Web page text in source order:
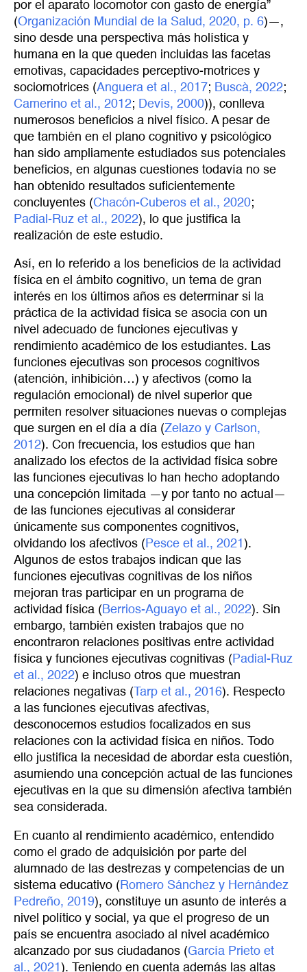
por el aparato locomotor con gasto de energía”
(Organización Mundial de la Salud, 2020, p. 6)—,
sino desde una perspectiva más holística y
humana en la que queden incluidas las facetas
emotivas, capacidades perceptivo-motrices y
sociomotrices (Anguera et al., 2017; Buscà, 2022;
Camerino et al., 2012; Devís, 2000)), conlleva
numerosos beneficios a nivel físico. A pesar de
que también en el plano cognitivo y psicológico
han sido ampliamente estudiados sus potenciales
beneficios, en algunas cuestiones todavía no se
han obtenido resultados suficientemente
concluyentes (Chacón-Cuberos et al., 2020;
Padial-Ruz et al., 2022), lo que justifica la
realización de este estudio.
Así, en lo referido a los beneficios de la actividad
física en el ámbito cognitivo, un tema de gran
interés en los últimos años es determinar si la
práctica de la actividad física se asocia con un
nivel adecuado de funciones ejecutivas y
rendimiento académico de los estudiantes. Las
funciones ejecutivas son procesos cognitivos
(atención, inhibición…) y afectivos (como la
regulación emocional) de nivel superior que
permiten resolver situaciones nuevas o complejas
que surgen en el día a día (Zelazo y Carlson,
2012). Con frecuencia, los estudios que han
analizado los efectos de la actividad física sobre
las funciones ejecutivas lo han hecho adoptando
una concepción limitada —y por tanto no actual—
de las funciones ejecutivas al considerar
únicamente sus componentes cognitivos,
olvidando los afectivos ( Pesce et al., 2021 ).
Algunos de estos trabajos indican que las
funciones ejecutivas cognitivas de los niños
mejoran tras participar en un programa de
actividad física ( Berrios-Aguayo et al., 2022). Sin
embargo, también existen trabajos que no
encontraron relaciones positivas entre actividad
física y funciones ejecutivas cognitivas ( Padial-Ruz
et al., 2022) e incluso otros que muestran
relaciones negativas ( Tarp et al., 2016). Respecto
a las funciones ejecutivas afectivas,
desconocemos estudios focalizados en sus
relaciones con la actividad física en niños. Todo
ello justifica la necesidad de abordar esta cuestión,
asumiendo una concepción actual de las funciones
ejecutivas en la que su dimensión afectiva también
sea considerada.
En cuanto al rendimiento académico, entendido
como el grado de adquisición por parte del
alumnado de las destrezas y competencias de un
sistema educativo ( Romero Sánchez y Hernández
Pedreño, 2019), constituye un asunto de interés a
nivel político y social, ya que el progreso de un
país se encuentra asociado al nivel académico
alcanzado por sus ciudadanos (García Prieto et
al., 2021 ). Teniendo en cuenta además las altas